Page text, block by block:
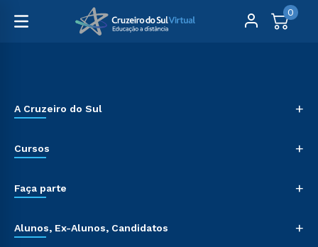
0
A Cruzeiro do Sul +
Cursos +
Faça parte +
Alunos, Ex-Alunos, Candidatos +